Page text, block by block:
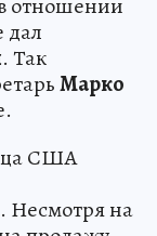
отношении
дал
. Так
Марко
США
Несмотря на